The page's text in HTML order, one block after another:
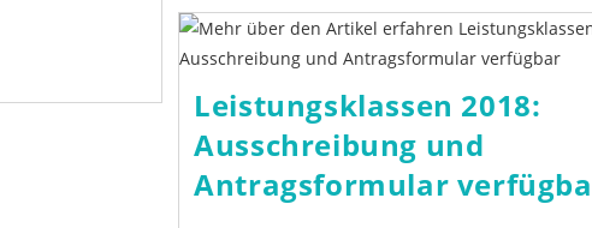
Veröffentlicht
Leistungsklassen 2018:
Ausschreibung und
Antragsformular